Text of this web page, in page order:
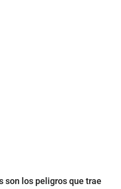
son los peligros que trae